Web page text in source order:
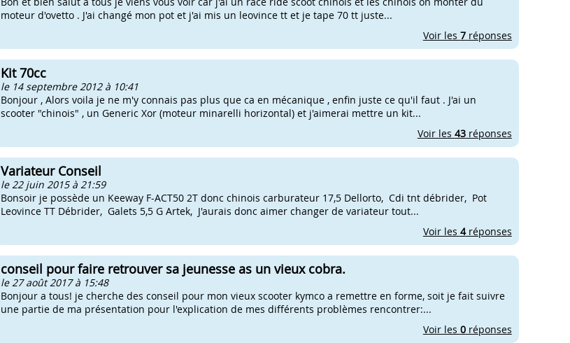
moteur d'ovetto . J'ai changé mon pot et j'ai mis un leovince tt et je tape 70 tt juste...
Voir les 7réponses
Kit 70cc
le 14 septembre 2012 à 10:41
Bonjour , Alors voila je ne m'y connais pas plus que ca en mécanique , enfin juste ce qu'il faut . J'ai un
scooter "chinois" , un Generic Xor (moteur minarelli horizontal) et j'aimerai mettre un kit...
Voir les 43réponses
Variateur Conseil
le 22 juin 2015 à 21:59
Bonsoir je possède un Keeway F-ACT50 2T donc chinois carburateur 17,5 Dellorto, Cdi tnt débrider, Pot
Leovince TT Débrider, Galets 5,5 G Artek, J'aurais donc aimer changer de variateur tout...
Voir les 4réponses
conseil pour faire retrouver sa jeunesse as un vieux cobra.
le 27 août 2017 à 15:48
Bonjour a tous! je cherche des conseil pour mon vieux scooter kymco a remettre en forme, soit je fait suivre
une partie de ma présentation pour l'explication de mes différents problèmes rencontrer:...
Voir les 0réponses